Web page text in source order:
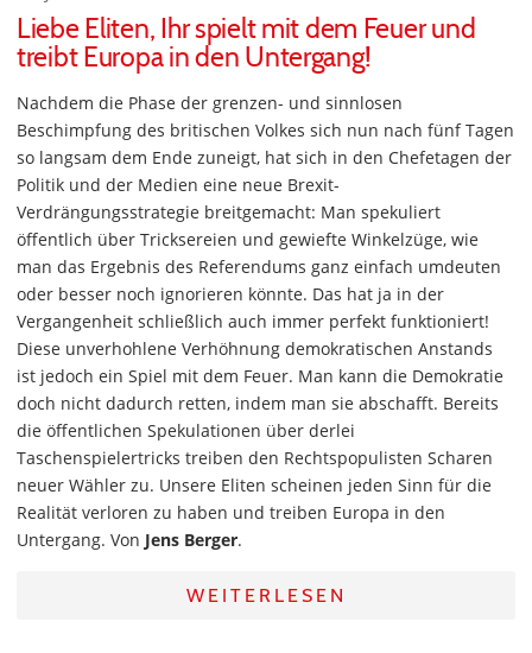
Liebe Eliten, Ihr spielt mit dem Feuer und
treibt Europa in den Untergang!
Nachdem die Phase der grenzen- und sinnlosen
Beschimpfung des britischen Volkes sich nun nach fünf Tagen
so langsam dem Ende zuneigt, hat sich in den Chefetagen der
Politik und der Medien eine neue Brexit-
Verdrängungsstrategie breitgemacht: Man spekuliert
öffentlich über Tricksereien und gewiefte Winkelzüge, wie
man das Ergebnis des Referendums ganz einfach umdeuten
oder besser noch ignorieren könnte. Das hat ja in der
Vergangenheit schließlich auch immer perfekt funktioniert!
Diese unverhohlene Verhöhnung demokratischen Anstands
ist jedoch ein Spiel mit dem Feuer. Man kann die Demokratie
doch nicht dadurch retten, indem man sie abschafft. Bereits
die öffentlichen Spekulationen über derlei
Taschenspielertricks treiben den Rechtspopulisten Scharen
neuer Wähler zu. Unsere Eliten scheinen jeden Sinn für die
Realität verloren zu haben und treiben Europa in den
Untergang. Von Jens Berger.
WEITERLESEN